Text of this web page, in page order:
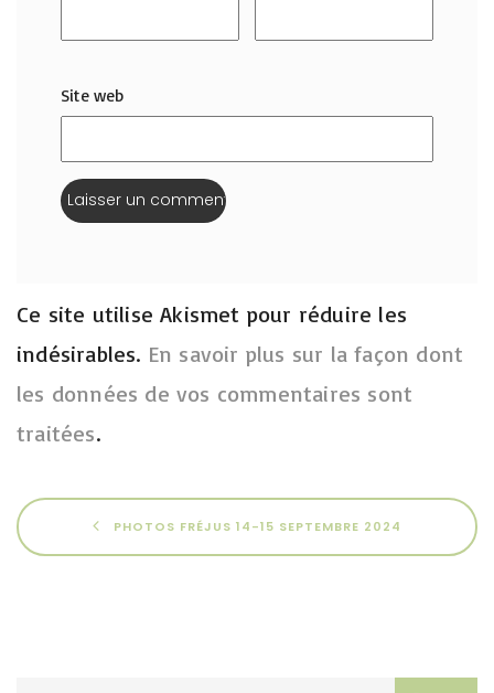
Site web
Ce site utilise Akismet pour réduire les
indésirables. En savoir plus sur la façon dont
les données de vos commentaires sont
traitées.
PHOTOS FRÉJUS 14-15 SEPTEMBRE 2024